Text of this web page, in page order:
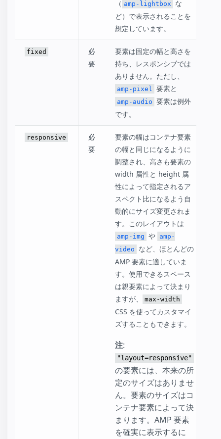
（ amp-lightbox
な
ど）で表示されることを
想定しています。
fixed
必
要
要素は固定の幅と高さを
持ち、レスポンシブでは
ありません。ただし、
amp-pixel 要素と
amp-audio 要素は例外
です。
responsive
必
要
要素の幅はコンテナ要素
の幅と同じになるように
調整され、高さも要素の
width 属性と height 属
性によって指定されるア
スペクト比になるよう自
動的にサイズ変更されま
す。このレイアウトは
amp-img や amp-
video
など、ほとんどの
AMP 要素に適していま
す。使用できるスペース
は親要素によって決まり
ますが、
max-width
CSS を使ってカスタマイ
ズすることもできます。
注:
"layout=responsive"
の要素には、本来の所
定のサイズはありませ
ん。要素のサイズはコ
ンテナ要素によって決
まります。AMP 要素
を確実に表示するに